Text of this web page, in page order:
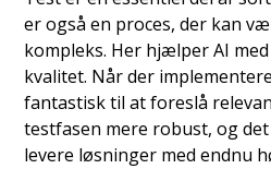
er også en proces, der kan
kompleks. Her hjælper AI
kvalitet. Når der
fantastisk til at foreslå
testfasen mere robust, og
levere løsninger med endnu